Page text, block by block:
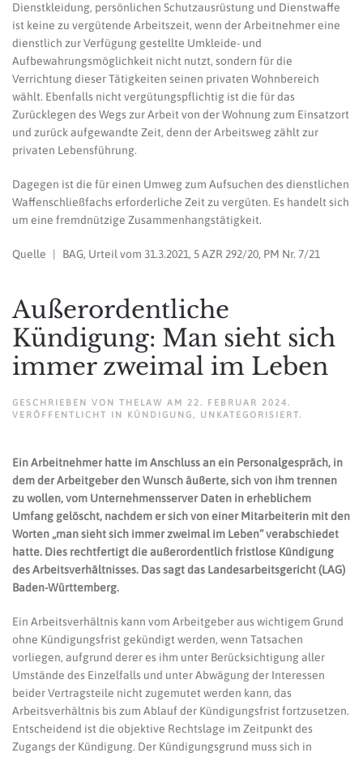
Dienstkleidung, persönlichen Schutzausrüstung und Dienstwaffe
ist keine zu vergütende Arbeitszeit, wenn der Arbeitnehmer eine
dienstlich zur Verfügung gestellte Umkleide- und
Aufbewahrungsmöglichkeit nicht nutzt, sondern für die
Verrichtung dieser Tätigkeiten seinen privaten Wohnbereich
wählt. Ebenfalls nicht vergütungspflichtig ist die für das
Zurücklegen des Wegs zur Arbeit von der Wohnung zum Einsatzort
und zurück aufgewandte Zeit, denn der Arbeitsweg zählt zur
privaten Lebensführung.
Dagegen ist die für einen Umweg zum Aufsuchen des dienstlichen
Waffenschließfachs erforderliche Zeit zu vergüten. Es handelt sich
um eine fremdnützige Zusammenhangstätigkeit.
Quelle | BAG, Urteil vom 31.3.2021, 5 AZR 292/20, PM Nr. 7/21
Außerordentliche
Kündigung: Man sieht sich
immer zweimal im Leben
GESCHRIEBEN VON THELAW AM 22. FEBRUAR 2024 .
VERÖFFENTLICHT IN KÜNDIGUNG , UNKATEGORISIERT.
Ein Arbeitnehmer hatte im Anschluss an ein Personalgespräch, in
dem der Arbeitgeber den Wunsch äußerte, sich von ihm trennen
zu wollen, vom Unternehmensserver Daten in erheblichem
Umfang gelöscht, nachdem er sich von einer Mitarbeiterin mit den
Worten „man sieht sich immer zweimal im Leben“ verabschiedet
hatte. Dies rechtfertigt die außerordentlich fristlose Kündigung
des Arbeitsverhältnisses. Das sagt das Landesarbeitsgericht (LAG)
Baden-Württemberg.
Ein Arbeitsverhältnis kann vom Arbeitgeber aus wichtigem Grund
ohne Kündigungsfrist gekündigt werden, wenn Tatsachen
vorliegen, aufgrund derer es ihm unter Berücksichtigung aller
Umstände des Einzelfalls und unter Abwägung der Interessen
beider Vertragsteile nicht zugemutet werden kann, das
Arbeitsverhältnis bis zum Ablauf der Kündigungsfrist fortzusetzen.
Entscheidend ist die objektive Rechtslage im Zeitpunkt des
Zugangs der Kündigung. Der Kündigungsgrund muss sich in